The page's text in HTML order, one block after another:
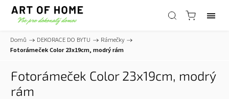
Domů / DEKORACE DO BYTU / Rámečky /
Fotorámeček Color 23x19cm, modrý rám
Fotorámeček Color 23x19cm, modrý
rám